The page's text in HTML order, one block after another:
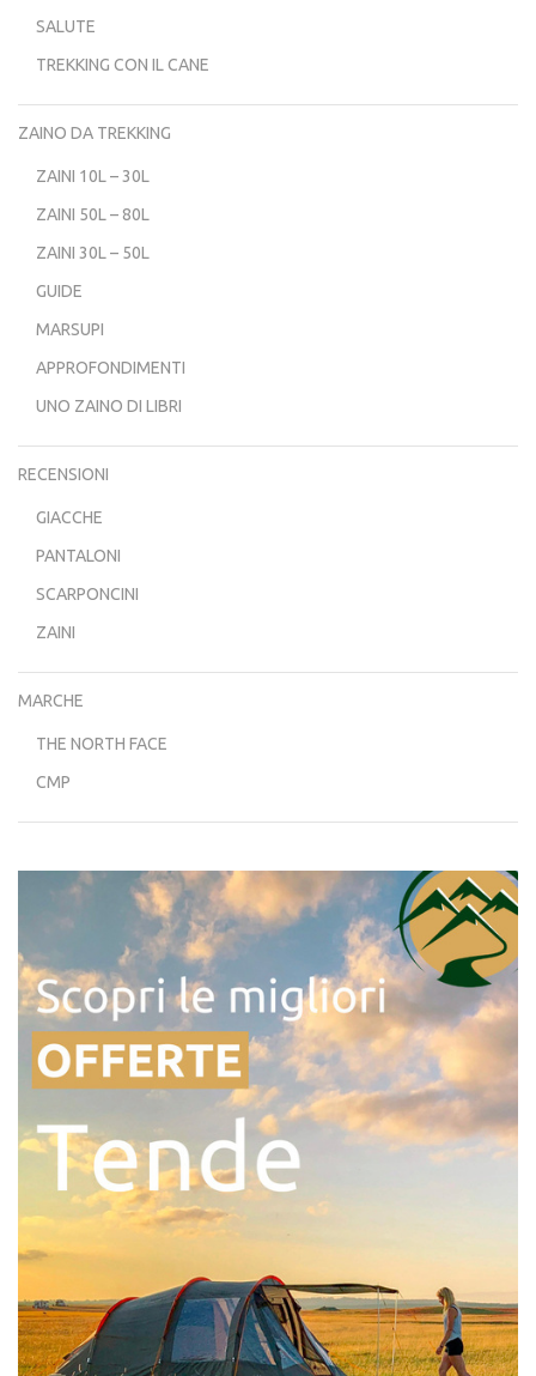
SALUTE
TREKKING CON IL CANE
ZAINO DA TREKKING
ZAINI 10L – 30L
ZAINI 50L – 80L
ZAINI 30L – 50L
GUIDE
MARSUPI
APPROFONDIMENTI
UNO ZAINO DI LIBRI
RECENSIONI
GIACCHE
PANTALONI
SCARPONCINI
ZAINI
MARCHE
THE NORTH FACE
CMP